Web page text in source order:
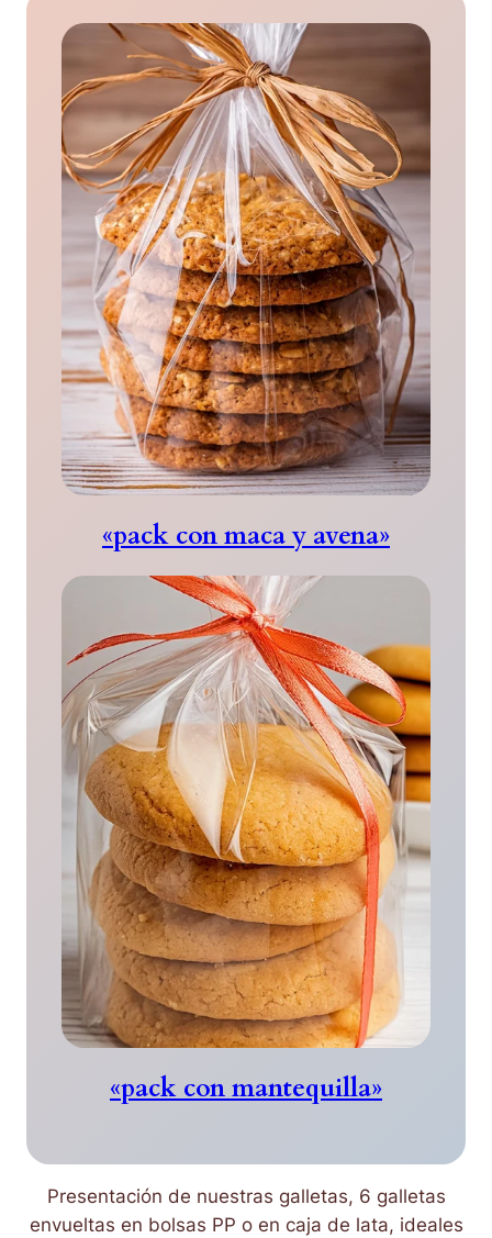
«pack con maca y avena»
«pack con mantequilla»
Presentación de nuestras galletas, 6 galletas
envueltas en bolsas PP o en caja de lata, ideales